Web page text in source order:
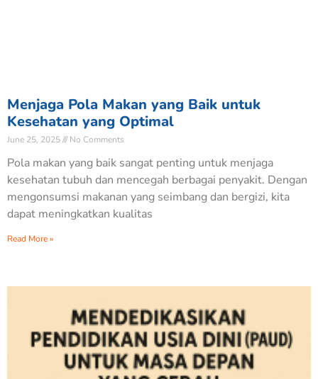
Menjaga Pola Makan yang Baik untuk
Kesehatan yang Optimal
June 25, 2025 No Comments
Pola makan yang baik sangat penting untuk menjaga
kesehatan tubuh dan mencegah berbagai penyakit. Dengan
mengonsumsi makanan yang seimbang dan bergizi, kita
dapat meningkatkan kualitas
Read More »